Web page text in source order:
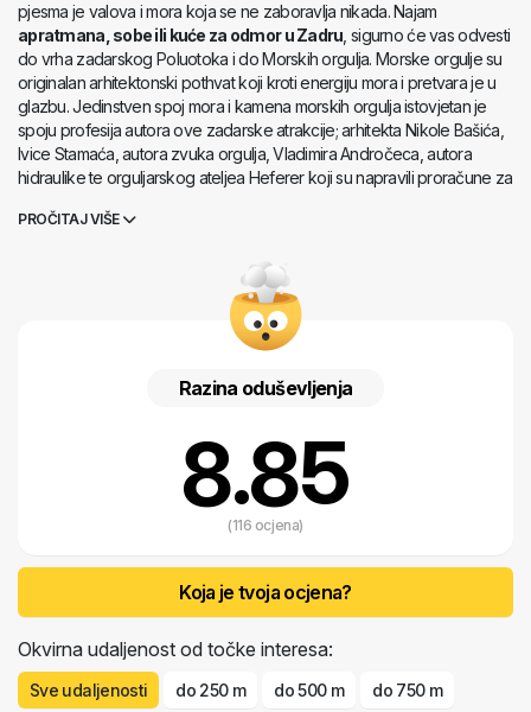
pjesma je valova i mora koja se ne zaboravlja nikada. Najam
apratmana, sobe ili kuće za odmor u Zadru , sigurno će vas odvesti
do vrha zadarskog Poluotoka i do Morskih orgulja. Morske orgulje su
originalan arhitektonski pothvat koji kroti energiju mora i pretvara je u
glazbu. Jedinstven spoj mora i kamena morskih orgulja istovjetan je
spoju profesija autora ove zadarske atrakcije; arhitekta Nikole Bašića,
Ivice Stamaća, autora zvuka orgulja, Vladimira Andročeca, autora
hidraulike te orguljarskog ateljea Heferer koji su napravili proračune za
Poluotoka je izgrađen kao kaskade duge 75 metara. U rivu su
su precizni proračuni s izborom tonova i akorda po uzoru na
tradicionalne dalmatinske klapske pjesme. Morske orgulje su svečano
otvorene u travnju 2005. godine, a već u svibnju iduće godine su
osvojile i Europsku nagradu za urbani javni prostor u konkurenciji od
projekt u Zaanstadu). U neposrednoj blizini orgulja nalazi se još jedno
mora kojom se punimo i mi, ljudi, pokreće ovaj čudesan instrument, a
plima i oseka su dirigenti koji se smjenjuju na ovom neobičnom
koncertu na zadarskoj rivi. Dođite i osluhnite!
PROČITAJ VIŠE
Razina oduševljenja
8.85
(116 ocjena)
Koja je tvoja ocjena?
Okvirna udaljenost od točke interesa:
Sve udaljenosti do 250 m do 500 m do 750 m